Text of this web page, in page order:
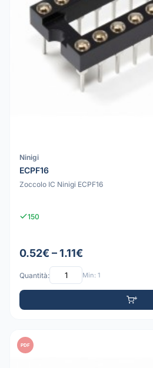
Ninigi
ECPF16
Zoccolo IC Ninigi ECPF16
150
0.52€ – 1.11€
Quantità: Min: 1
PDF